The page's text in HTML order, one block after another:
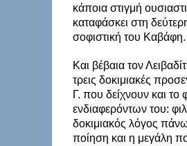
κάποια στιγμή
καταφάσκει στη
σοφιστική του Καβάφη.
Και βέβαια τον
τρεις δοκιμιακές
Γ. που δείχνουν και
ενδιαφερόντων του:
δοκιμιακός λόγος
ποίηση και η μεγάλη